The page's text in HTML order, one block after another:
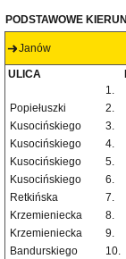
PODSTAWOWE
Janów
ULICA
1.
Popiełuszki
2.
Kusocińskiego
3.
Kusocińskiego
4.
Kusocińskiego
5.
Kusocińskiego
6.
Retkińska
7.
Krzemieniecka
8.
Krzemieniecka
9.
Bandurskiego
10.